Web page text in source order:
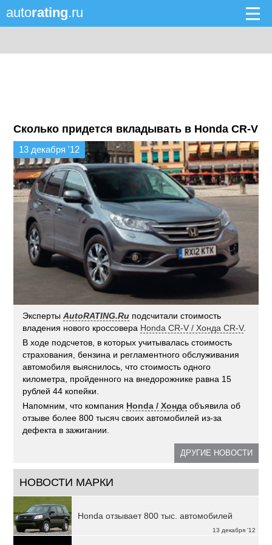
autorating.ru
Сколько придется вкладывать в Honda CR-V
13 декабря '12
ЭкспертыAutoRATING.Ru подсчитали стоимость
владения нового кроссовера Honda CR-V / Хонда CR-V.
В ходе подсчетов, в которых учитывалась стоимость
страхования, бензина и регламентного обслуживания
автомобиля выяснилось, что стоимость одного
километра, пройденного на внедорожнике равна 15
рублей 44 копейки.
Напомним, что компания Honda / Хонда объявила об
отзыве более 800 тысяч своих автомобилей из-за
дефекта в зажигании.
ДРУГИЕ НОВОСТИ
НОВОСТИ МАРКИ
13 декабря '12
Honda отзывает 800 тыс. автомобилей